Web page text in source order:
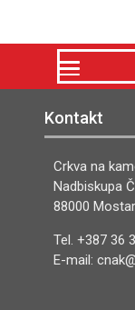
Kontakt
Crkva na
Nadbiskupa
88000 Mostar
Tel. +387 36
E-mail: